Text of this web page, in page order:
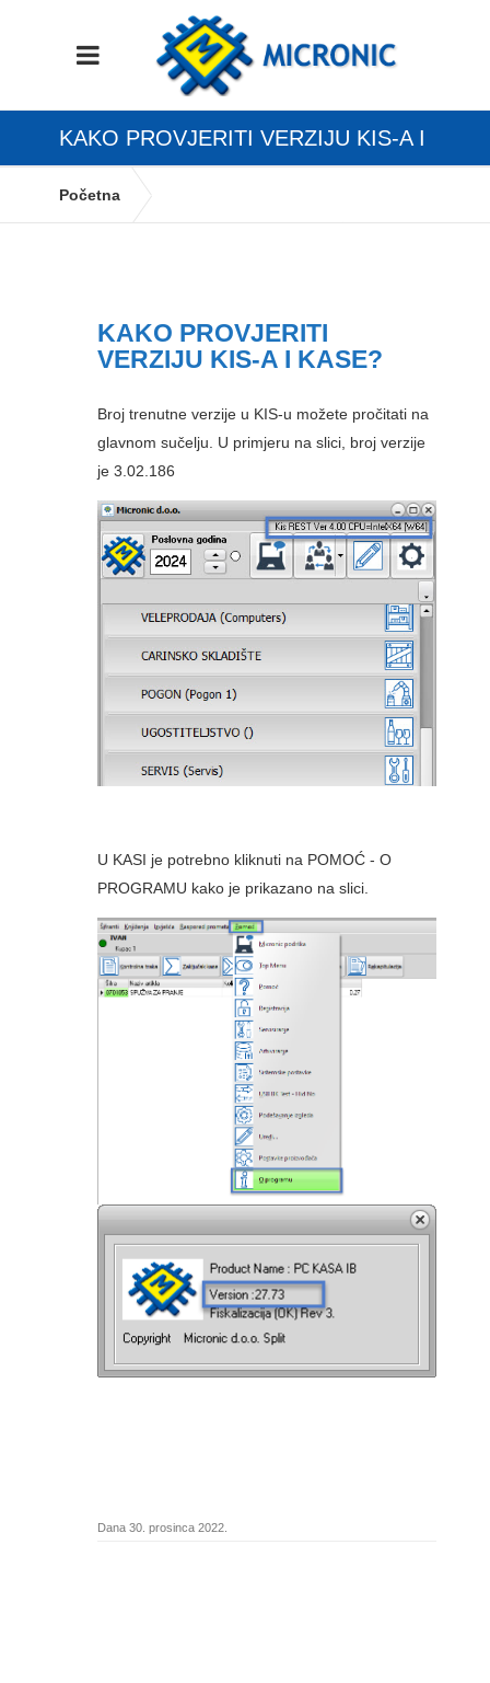
KAKO PROVJERITI VERZIJU KIS-A I
KASE?
Početna
KAKO PROVJERITI
VERZIJU KIS-A I KASE?
Broj trenutne verzije u KIS-u možete pročitati na
glavnom sučelju. U primjeru na slici, broj verzije
je 3.02.186
U KASI je potrebno kliknuti na POMOĆ - O
PROGRAMU kako je prikazano na slici.
Dana 30. prosinca 2022.